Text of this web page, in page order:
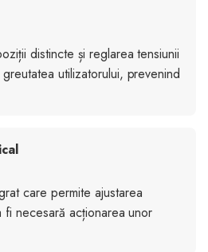
distincte și reglarea tensiunii
utilizatorului, prevenind
care permite ajustarea
fi necesară acționarea unor